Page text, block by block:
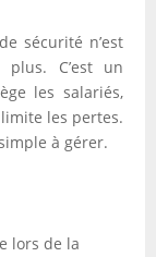
sécurité n’est
C’est un
les salariés,
les pertes.
à gérer.
lors de la